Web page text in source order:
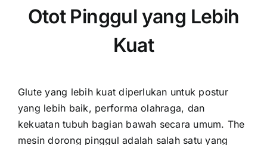
Otot Pinggul yang Lebih
Kuat
Glute yang lebih kuat diperlukan untuk postur
yang lebih baik, performa olahraga, dan
kekuatan tubuh bagian bawah secara umum. The
mesin dorong pinggul adalah salah satu yang